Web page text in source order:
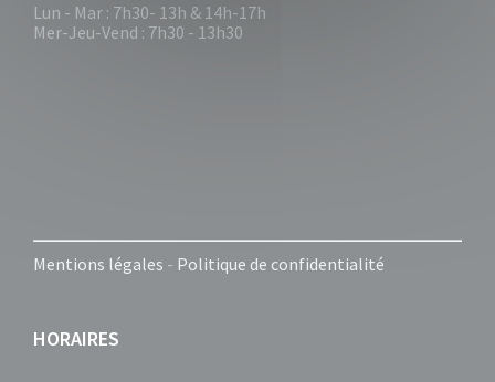
Lun - Mar : 7h30- 13h & 14h-17h
Mer-Jeu-Vend : 7h30 - 13h30
Mentions légales - Politique de confidentialité
HORAIRES